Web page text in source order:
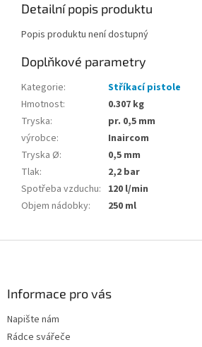
Detailní popis produktu
Popis produktu není dostupný
Doplňkové parametry
Kategorie:
Stříkací pistole
Hmotnost:
0.307 kg
Tryska:
pr. 0,5 mm
výrobce:
Inaircom
Tryska Ø:
0,5 mm
Tlak:
2,2 bar
Spotřeba vzduchu: 120 l/min
Objem nádobky: 250 ml
Informace pro vás
Napište nám
Rádce svářeče